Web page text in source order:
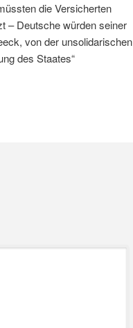
die Versicherten
– Deutsche würden seiner
von der unsolidarischen
des Staates“